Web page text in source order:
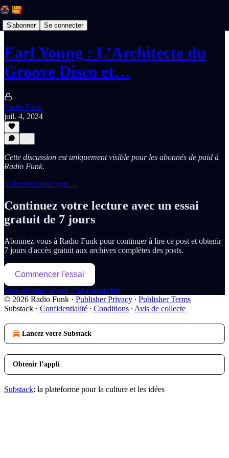
S'abonner Se connecter
Earl Young : L’Architecte du
Groove Disco et…
Radio Funk
juil. 4, 2024
Cette discussion est uniquement visible pour les abonnés de paid à
Radio Funk.
S'abonner pour voir →
Continuez votre lecture avec un essai
gratuit de 7 jours
Abonnez-vous à Radio Funk pour continuer à lire ce post et obtenir
7 jours d'accès gratuit aux archives complètes des posts.
Commencer l'essai
Déjà abonné payant ? Se connecter
© 2026 Radio Funk · Publisher Privacy ∙ Publisher Terms
Substack · Confidentialité ∙ Conditions ∙ Avis de collecte
Lancez votre Substack
Obtenir l’appli
Substack: la plateforme pour la culture et les idées